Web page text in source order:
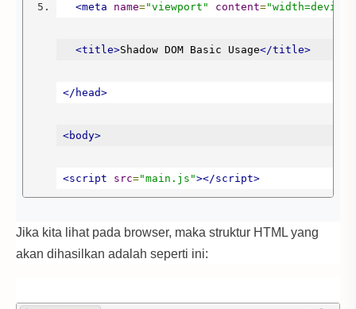
<meta name="viewport" content=
<title>Shadow DOM Basic Usage</title>
</head>
<body>
<script src="main.js"></script>
Jika kita lihat pada browser, maka struktur HTML yang
akan dihasilkan adalah seperti ini: